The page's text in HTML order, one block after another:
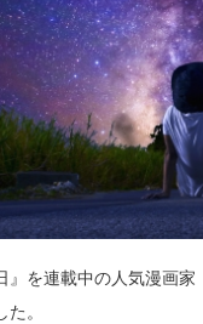
』を連載中の人気漫画
。